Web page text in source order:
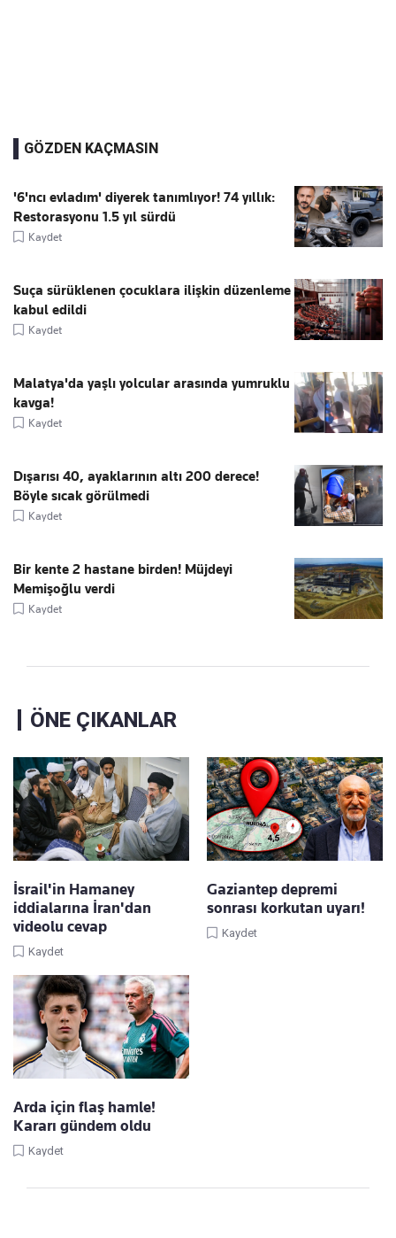
GÖZDEN KAÇMASIN
'6'ncı evladım' diyerek tanımlıyor! 74 yıllık:
Restorasyonu 1.5 yıl sürdü
Kaydet
Suça sürüklenen çocuklara ilişkin düzenleme
kabul edildi
Kaydet
Malatya'da yaşlı yolcular arasında yumruklu
kavga!
Kaydet
Dışarısı 40, ayaklarının altı 200 derece!
Böyle sıcak görülmedi
Kaydet
Bir kente 2 hastane birden! Müjdeyi
Memişoğlu verdi
Kaydet
ÖNE ÇIKANLAR
İsrail'in Hamaney
iddialarına İran'dan
videolu cevap
Kaydet
Gaziantep depremi
sonrası korkutan uyarı!
Kaydet
Arda için flaş hamle!
Kararı gündem oldu
Kaydet